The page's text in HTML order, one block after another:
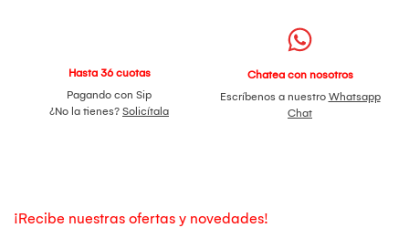
Hasta 36 cuotas
Pagando con Sip
¿No la tienes? Solicítala
Chatea con nosotros
Escríbenos a nuestro Whatsapp
Chat
¡Recibe nuestras ofertas y novedades!